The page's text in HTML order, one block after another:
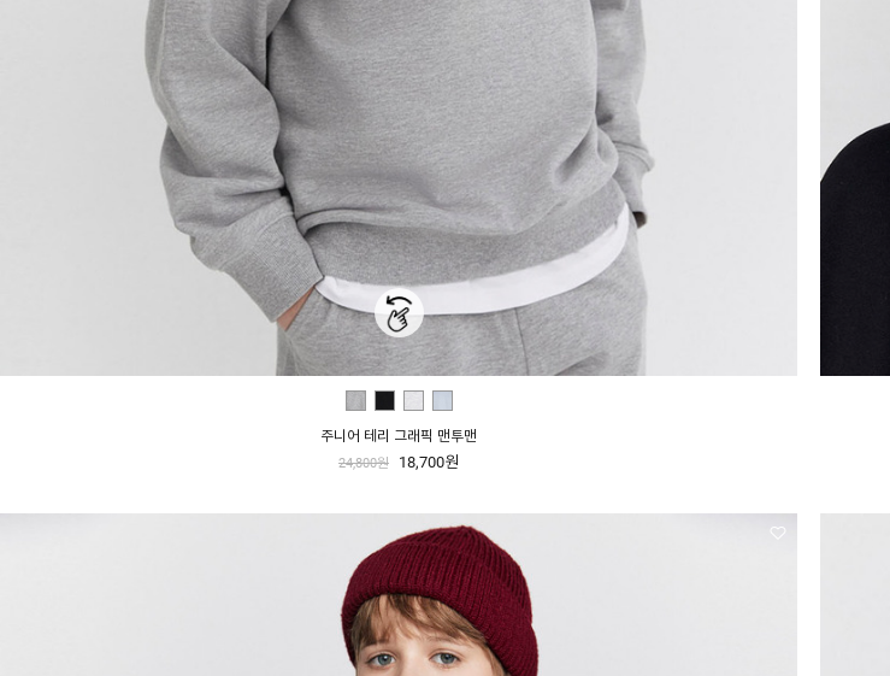
주니어 테리 그래픽 맨투맨
24,800원 18,700원